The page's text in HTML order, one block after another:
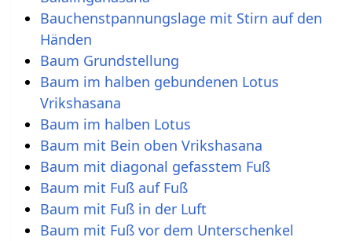
Bauchenstpannungslage mit Stirn auf den
Händen
Baum Grundstellung
Baum im halben gebundenen Lotus
Vrikshasana
Baum im halben Lotus
Baum mit Bein oben Vrikshasana
Baum mit diagonal gefasstem Fuß
Baum mit Fuß auf Fuß
Baum mit Fuß in der Luft
Baum mit Fuß vor dem Unterschenkel